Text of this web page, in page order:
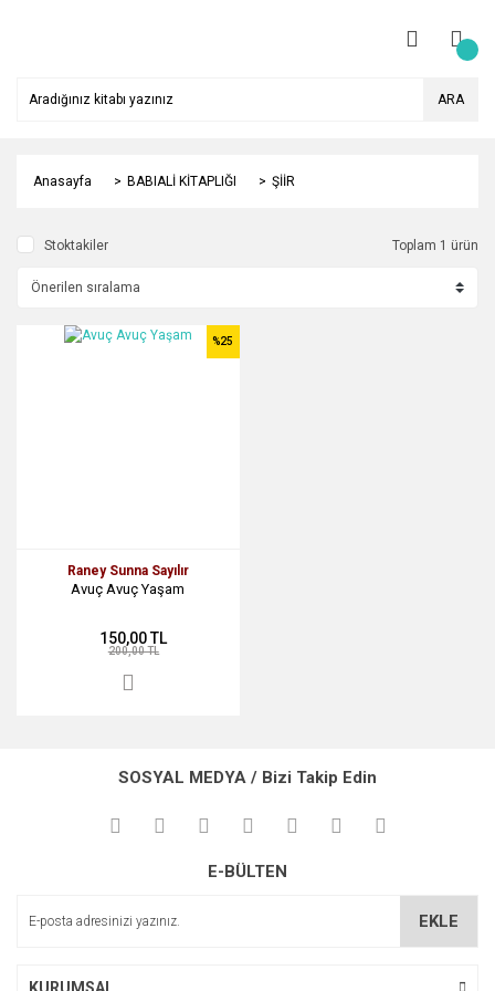
ARA
Anasayfa BABIALİ KİTAPLIĞI ŞİİR
Stoktakiler Toplam 1 ürün
Raney Sunna Sayılır
Avuç Avuç Yaşam
%25
150,00 TL
200,00 TL
SOSYAL MEDYA / Bizi Takip Edin
E-BÜLTEN
EKLE
KURUMSAL